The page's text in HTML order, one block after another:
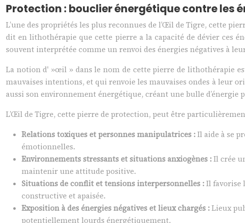
Protection : bouclier énergétique contre les
L’une des propriétés les plus reconnues de l’Œil de Tigre, cette
dit en lithothérapie que cette pierre a la capacité de dévier ces
souvent interprétée comme un renvoi des énergies négatives à
La notion d' »œil » dans le nom de cette pierre de lithothérapie
mauvaises intentions, et qui renvoie les mauvaises ondes à leur
aussi son environnement énergétique, créant une bulle
L’Œil de Tigre, cette pierre de protection, peut être
Relations toxiques et personnes manipulatrices :Il aide à se
émotionnelles.
Environnements stressants et situations anxiogènes :Il crée
maintenir une attitude positive.
Situations de conflit et tensions interpersonnelles :Il favorise
constructive et apaisée.
Exposition à des énergies négatives et lieux chargés :Lieux
potentiellement lourds énergétiquement.